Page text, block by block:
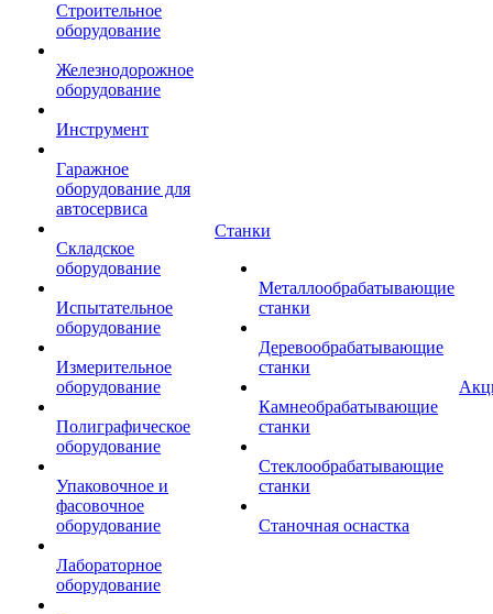
Строительное
оборудование
Железнодорожное
оборудование
Инструмент
Гаражное
оборудование для
автосервиса
Складское
оборудование
Испытательное
оборудование
Измерительное
оборудование
Полиграфическое
оборудование
Упаковочное и
фасовочное
оборудование
Лабораторное
оборудование
Станки
Металлообрабатывающие
станки
Деревообрабатывающие
станки
Камнеобрабатывающие
станки
Стеклообрабатывающие
станки
Станочная оснастка